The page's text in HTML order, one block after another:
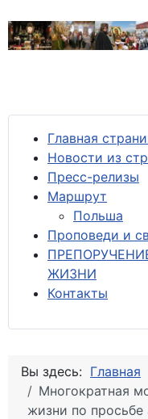
Главная
Новости из
Пресс-релизы
Маршрут
Польша
Проповеди и
ЖИЗНИ
Контакты
Вы здесь: Главная
Многократная
жизни по